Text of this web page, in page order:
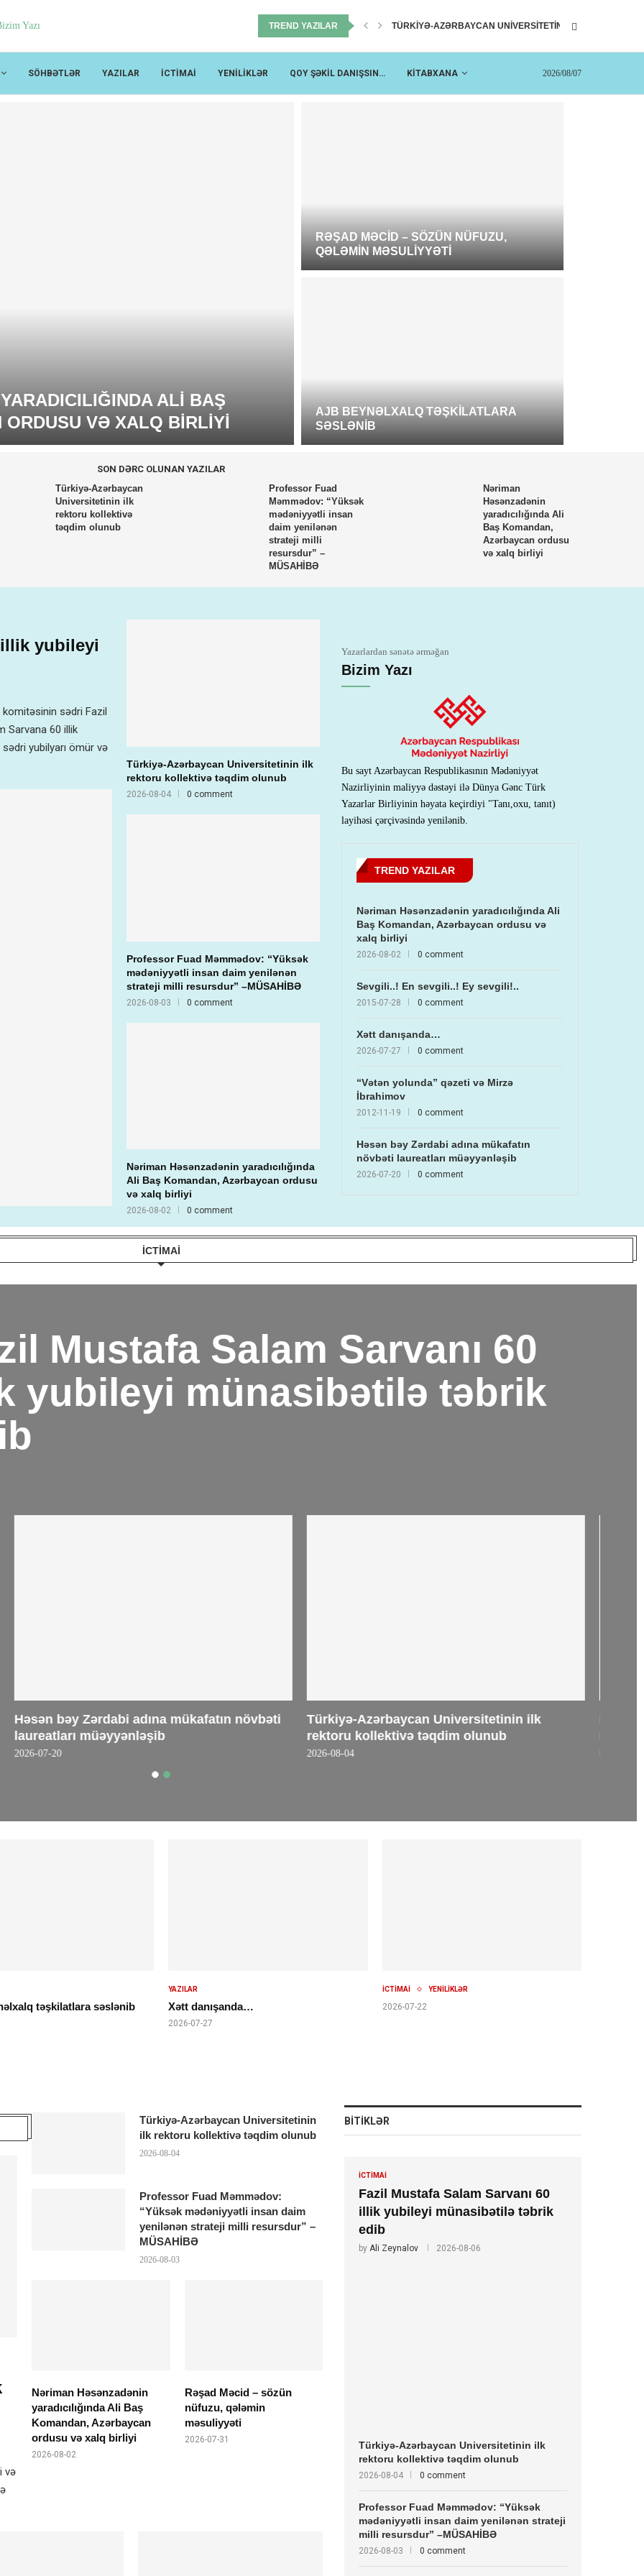
TREND YAZILAR TÜRKIYƏ-AZƏRBAYCAN UNIVERSITETININ ILK REKTORU...
SÖHBƏTLƏR YAZILAR İCTİMAİ YENİLİKLƏR QOY ŞƏKİL DANIŞSIN… KİTABXANA 2026/08/07
ALI BAŞ
VƏ XALQ BIRLIYI
RƏŞAD MƏCID – SÖZÜN NÜFUZU,
QƏLƏMIN MƏSULIYYƏTI
AJB BEYNƏLXALQ TƏŞKILATLARA
SƏSLƏNIB
SON DƏRC OLUNAN YAZILAR
Türkiyə-Azərbaycan
Universitetinin ilk
rektoru kollektivə
təqdim olunub
Professor Fuad
Məmmədov: “Yüksək
mədəniyyətli insan
daim yenilənən
strateji milli
resursdur” –
MÜSAHİBƏ
Nəriman
Həsənzadənin
yaradıcılığında Ali
Baş Komandan,
Azərbaycan ordusu
və xalq birliyi
illik yubileyi
sədri Fazil
Sarvana 60 illik
yubilyarı ömür və
Türkiyə-Azərbaycan Universitetinin ilk
rektoru kollektivə təqdim olunub
2026-08-04 0 comment
Professor Fuad Məmmədov: “Yüksək
mədəniyyətli insan daim yenilənən
strateji milli resursdur” –MÜSAHİBƏ
2026-08-03 0 comment
Nəriman Həsənzadənin yaradıcılığında
Ali Baş Komandan, Azərbaycan ordusu
və xalq birliyi
2026-08-02 0 comment
Yazarlardan sənətə ərməğan
Bizim Yazı
Bu sayt Azərbaycan Respublikasının Mədəniyyət
Nazirliyinin maliyyə dəstəyi ilə Dünya Gənc Türk
Yazarlar Birliyinin həyata keçirdiyi "Tanı,oxu, tanıt)
layihəsi çərçivəsində yenilənib.
TREND YAZILAR
Nəriman Həsənzadənin yaradıcılığında Ali
Baş Komandan, Azərbaycan ordusu və
xalq birliyi
2026-08-02 0 comment
Sevgili..! En sevgili..! Ey sevgili!..
2015-07-28 0 comment
Xətt danışanda…
2026-07-27 0 comment
“Vətən yolunda” qəzeti və Mirzə
İbrahimov
2012-11-19 0 comment
Həsən bəy Zərdabi adına mükafatın
növbəti laureatları müəyyənləşib
2026-07-20 0 comment
İCTİMAİ
Mustafa Salam Sarvanı 60
yubileyi münasibətilə təbrik
Həsən bəy Zərdabi adına mükafatın növbəti
laureatları müəyyənləşib
2026-07-20
Türkiyə-Azərbaycan Universitetinin ilk
rektoru kollektivə təqdim olunub
2026-08-04
təşkilatlara səslənib
YAZILAR
Xətt danışanda…
2026-07-27
İCTİMAİ YENİLİKLƏR
2026-07-22
və
Türkiyə-Azərbaycan Universitetinin
ilk rektoru kollektivə təqdim olunub
2026-08-04
Professor Fuad Məmmədov:
“Yüksək mədəniyyətli insan daim
yenilənən strateji milli resursdur” –
MÜSAHİBƏ
2026-08-03
Nəriman Həsənzadənin
yaradıcılığında Ali Baş
Komandan, Azərbaycan
ordusu və xalq birliyi
2026-08-02
Rəşad Məcid – sözün
nüfuzu, qələmin
məsuliyyəti
2026-07-31
BITIKLƏR
İCTİMAİ
Fazil Mustafa Salam Sarvanı 60
illik yubileyi münasibətilə təbrik
edib
by Ali Zeynalov 2026-08-06
Türkiyə-Azərbaycan Universitetinin ilk
rektoru kollektivə təqdim olunub
2026-08-04 0 comment
Professor Fuad Məmmədov: “Yüksək
mədəniyyətli insan daim yenilənən strateji
milli resursdur” –MÜSAHİBƏ
2026-08-03 0 comment